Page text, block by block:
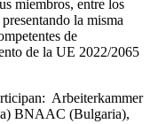
miembros, entre los
la misma
de
de la UE 2022/2065
Arbeiterkammer
BNAAC (Bulgaria),